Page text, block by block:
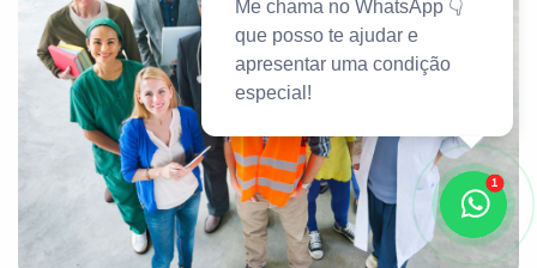
1
Me chama no WhatsApp 👇
que posso te ajudar e
apresentar uma condição
especial!